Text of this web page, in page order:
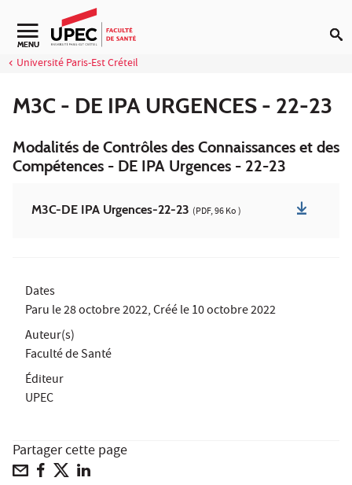
Aller au contenu
Navigation secondaire
MENU
Université Paris-Est Créteil
M3C - DE IPA URGENCES - 22-23
Modalités de Contrôles des Connaissances et des
Compétences - DE IPA Urgences - 22-23
M3C-DE IPA Urgences-22-23 (PDF, 96 Ko )
Dates
Paru le28 octobre 2022, Créé le10 octobre 2022
Auteur(s)
Faculté de Santé
Éditeur
UPEC
Partager cette page